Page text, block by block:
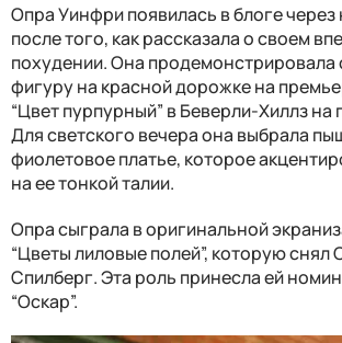
Опра Уинфри появилась в блоге через
после того, как рассказала о своем
похудении. Она
фигуру на красной дорожке на
“Цвет пурпурный” в Беверли-Хиллз
Для светского вечера она выбрала
фиолетовое платье, которое
на ее тонкой талии.
Опра сыграла в оригинальной
“Цветы лиловые полей”, которую снял
Спилберг. Эта роль принесла ей
“Оскар”.